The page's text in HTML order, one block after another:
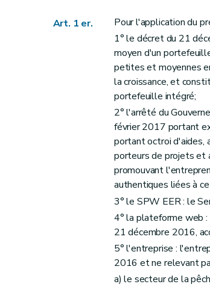
Art. 1 er.
Pour l'application du
1° le décret du 21
moyen d'un
petites et moyennes
la croissance, et
portefeuille intégré;
2° l'arrêté du
février 2017 portant
portant octroi d'aides,
porteurs de projets et
promouvant
authentiques liées à
3° le SPW EER : le
4° la plateforme web
21 décembre 2016,
5° l'entreprise :
2016 et ne relevant
a) le secteur de la